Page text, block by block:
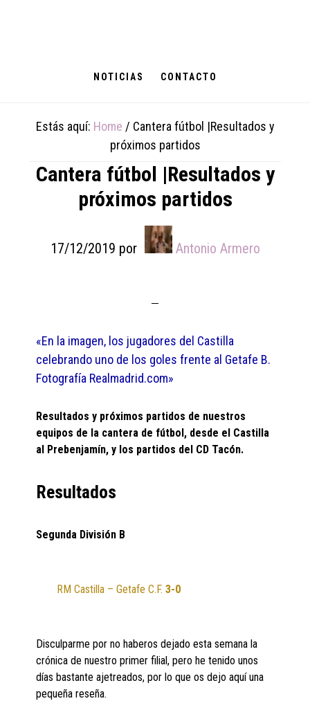
NOTICIAS CONTACTO
Estás aquí: Home / Cantera fútbol |Resultados y
próximos partidos
Cantera fútbol |Resultados y
próximos partidos
17/12/2019 por Antonio Armero
«En la imagen, los jugadores del Castilla
celebrando uno de los goles frente al Getafe B.
Fotografía Realmadrid.com»
Resultados y próximos partidos de nuestros
equipos de la cantera de fútbol, desde el Castilla
al Prebenjamín, y los partidos del CD Tacón.
Resultados
Segunda División B
RM Castilla – Getafe C.F.3-0
Disculparme por no haberos dejado esta semana la
crónica de nuestro primer filial, pero he tenido unos
días bastante ajetreados, por lo que os dejo aquí una
pequeña reseña.